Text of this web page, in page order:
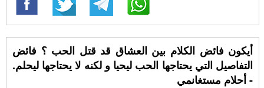
أيكون فائض الكلام بين العشاق قد قتل الحب ؟ فائض
التفاصيل التي يحتاجها الحب ليحيا و لكنه لا يحتاجها ليحلم.
- أحلام مستغانمي